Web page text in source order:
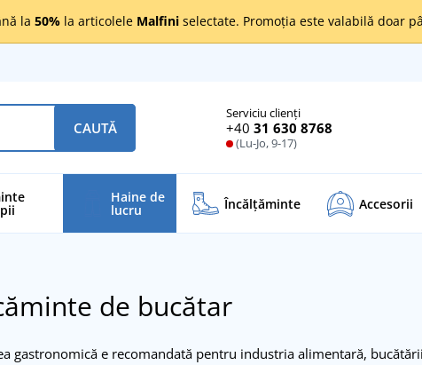
la 50% la articolele Malfini selectate. Promoția este valabilă doar
Serviciu clienți
+40 31 630 8768
(Lu-Jo, 9-17)
CAUTĂ
Haine de
lucru Încălţăminte Accesorii
de bucătar
gastronomică e recomandată pentru industria alimentară,